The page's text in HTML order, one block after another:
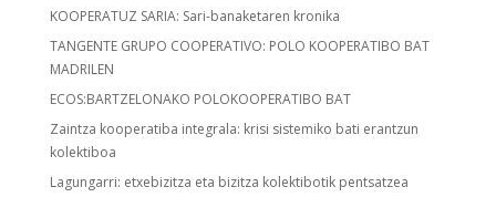
KOOPERATUZ SARIA: Sari-banaketaren kronika
TANGENTE GRUPO COOPERATIVO: POLO KOOPERATIBO BAT
MADRILEN
ECOS:BARTZELONAKO POLOKOOPERATIBO BAT
Zaintza kooperatiba integrala: krisi sistemiko bati erantzun
kolektiboa
Lagungarri: etxebizitza eta bizitza kolektibotik pentsatzea